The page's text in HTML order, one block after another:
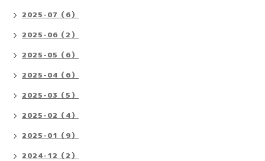
2025-07（6）
2025-06（2）
2025-05（6）
2025-04（6）
2025-03（5）
2025-02（4）
2025-01（9）
2024-12（2）